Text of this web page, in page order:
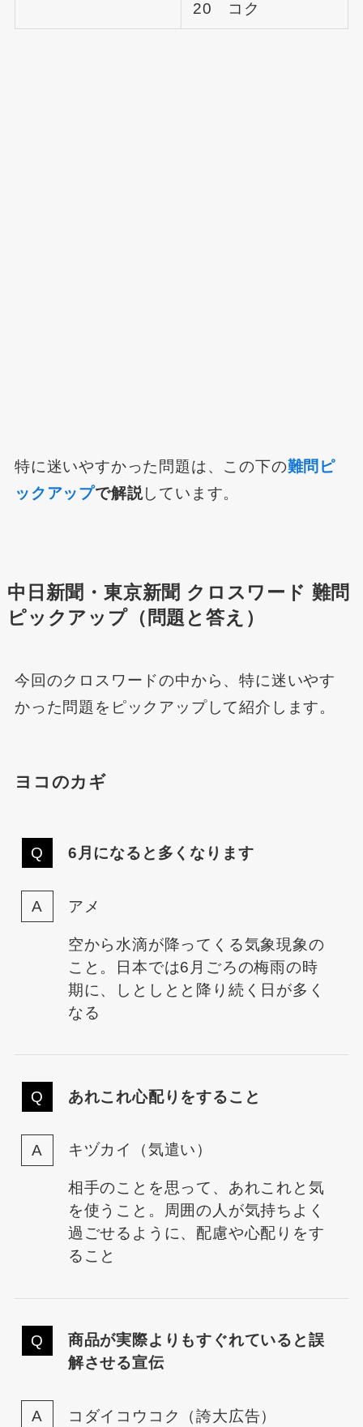
20 コク
特に迷いやすかった問題は、この下の難問ピ
ックアップで解説しています。
中日新聞・東京新聞 クロスワード 難問
ピックアップ（問題と答え）
今回のクロスワードの中から、特に迷いやす
かった問題をピックアップして紹介します。
ヨコのカギ
6月になると多くなります
アメ
空から水滴が降ってくる気象現象の
こと。日本では6月ごろの梅雨の時
期に、しとしとと降り続く日が多く
なる
あれこれ心配りをすること
キヅカイ（気遣い）
相手のことを思って、あれこれと気
を使うこと。周囲の人が気持ちよく
過ごせるように、配慮や心配りをす
ること
商品が実際よりもすぐれていると誤
解させる宣伝
コダイコウコク（誇大広告）